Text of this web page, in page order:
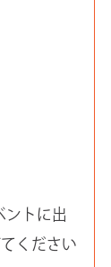
ントに出
ください